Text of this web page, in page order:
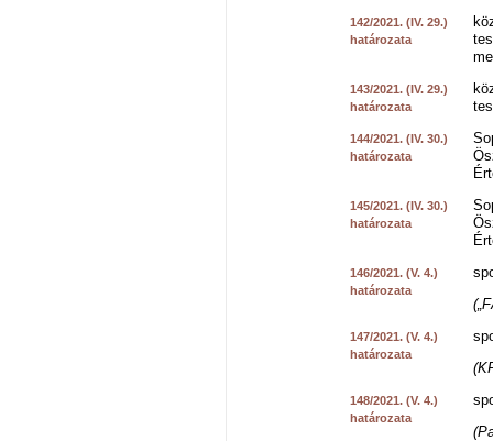
142/2021. (IV. 29.)
határozata
143/2021. (IV. 29.)
határozata
144/2021. (IV. 30.)
határozata
145/2021. (IV. 30.)
határozata
146/2021. (V. 4.)
határozata
147/2021. (V. 4.)
határozata
148/2021. (V. 4.)
határozata